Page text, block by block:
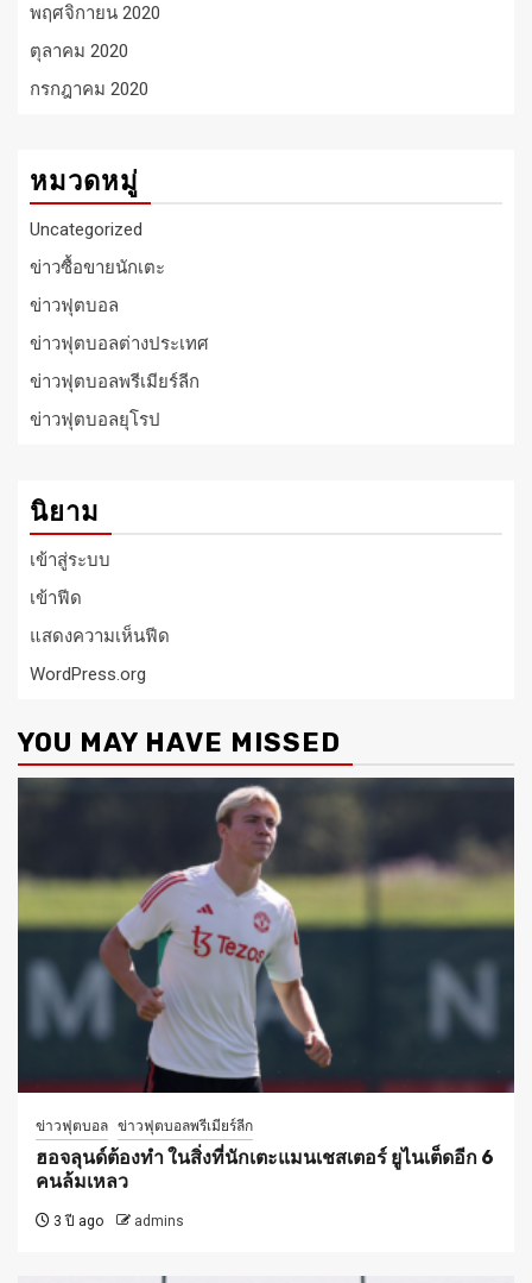
พฤศจิกายน 2020
ตุลาคม 2020
กรกฎาคม 2020
หมวดหมู่
Uncategorized
ข่าวซื้อขายนักเตะ
ข่าวฟุตบอล
ข่าวฟุตบอลต่างประเทศ
ข่าวฟุตบอลพรีเมียร์ลีก
ข่าวฟุตบอลยุโรป
นิยาม
เข้าสู่ระบบ
เข้าฟีด
แสดงความเห็นฟีด
WordPress.org
YOU MAY HAVE MISSED
ข่าวฟุตบอล ข่าวฟุตบอลพรีเมียร์ลีก
ฮอจลุนด์ต้องทำ ในสิ่งที่นักเตะแมนเชสเตอร์ ยูไนเต็ดอีก 6
คนล้มเหลว
3 ปี ago admins